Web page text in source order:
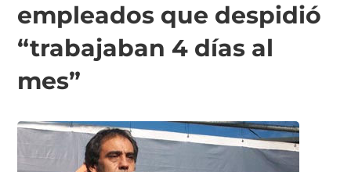
empleados que despidió
“trabajaban 4 días al
mes”